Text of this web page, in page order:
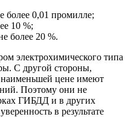
более 0,01 промилле;
10 %;
более 20 %.
электрохимического типа
С другой стороны,
цене имеют
Поэтому они не
ГИБДД и в других
в результате